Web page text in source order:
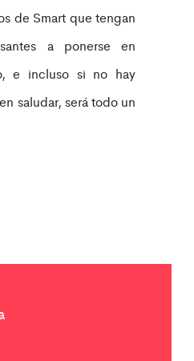
de Smart que tengan
a ponerse en
e incluso si no hay
saludar, será todo un